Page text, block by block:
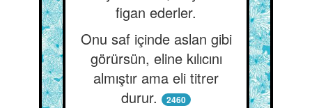
figan ederler.
Onu saf içinde aslan gibi
görürsün, eline kılıcını
almıştır ama eli titrer
durur.
2460